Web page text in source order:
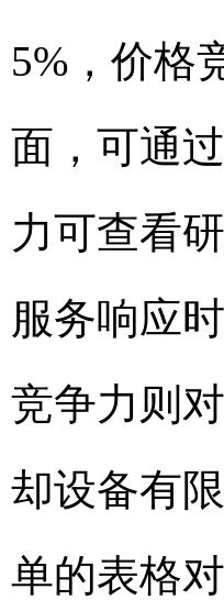
5%，价格
面，可通
力可查看
服务响应
竞争力则
却设备有
单的表格